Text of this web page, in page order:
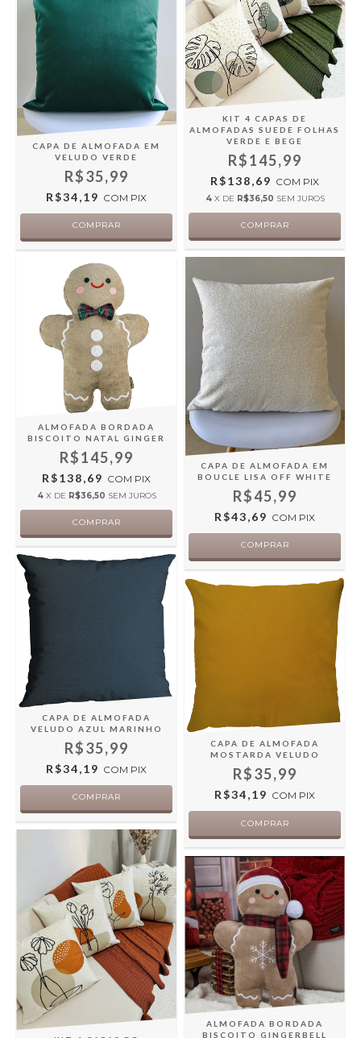
CAPA DE ALMOFADA EM
VELUDO VERDE
R$35,99
R$34,19 COM PIX
KIT 4 CAPAS DE
ALMOFADAS SUEDE FOLHAS
VERDE E BEGE
R$145,99
R$138,69 COM PIX
4 X DE R$36,50 SEM JUROS
ALMOFADA BORDADA
BISCOITO NATAL GINGER
R$145,99
R$138,69 COM PIX
4 X DE R$36,50 SEM JUROS
CAPA DE ALMOFADA EM
BOUCLE LISA OFF WHITE
R$45,99
R$43,69 COM PIX
CAPA DE ALMOFADA
VELUDO AZUL MARINHO
R$35,99
R$34,19 COM PIX
CAPA DE ALMOFADA
MOSTARDA VELUDO
R$35,99
R$34,19 COM PIX
ALMOFADA BORDADA
BISCOITO GINGERBELL